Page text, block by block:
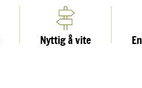
Nyttig å vite